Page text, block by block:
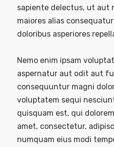
sapiente delectus, ut aut
maiores alias
doloribus asperiores
Nemo enim ipsam
aspernatur aut odit aut
consequuntur magni
voluptatem sequi
quisquam est, qui
amet, consectetur,
numquam eius modi